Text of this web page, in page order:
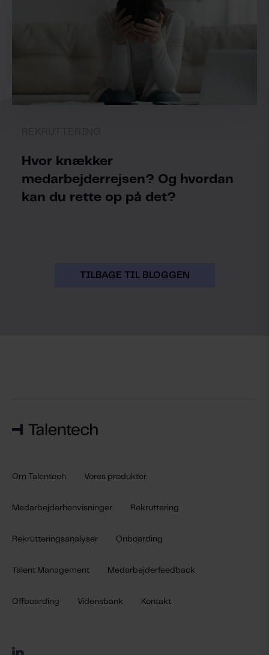
Hvor knækker
medarbejderrejsen? Og hvordan
kan du rette op på det?
TILBAGE TIL BLOGGEN
Om Talentech Vores produkter
Medarbejderhenvisninger Rekruttering
Rekrutteringsanalyser Onboarding
Talent Management Medarbejderfeedback
Offboarding Vidensbank Kontakt